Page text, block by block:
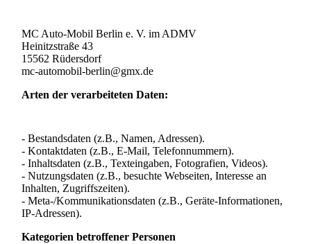
MC Auto-Mobil Berlin e. V. im ADMV
Heinitzstraße 43
15562 Rüdersdorf
mc-automobil-berlin@gmx.de
Arten der verarbeiteten Daten:
- Bestandsdaten (z.B., Namen, Adressen).
- Kontaktdaten (z.B., E-Mail, Telefonnummern).
- Inhaltsdaten (z.B., Texteingaben, Fotografien, Videos).
- Nutzungsdaten (z.B., besuchte Webseiten, Interesse an
Inhalten, Zugriffszeiten).
- Meta-/Kommunikationsdaten (z.B., Geräte-Informationen,
IP-Adressen).
Kategorien betroffener Personen